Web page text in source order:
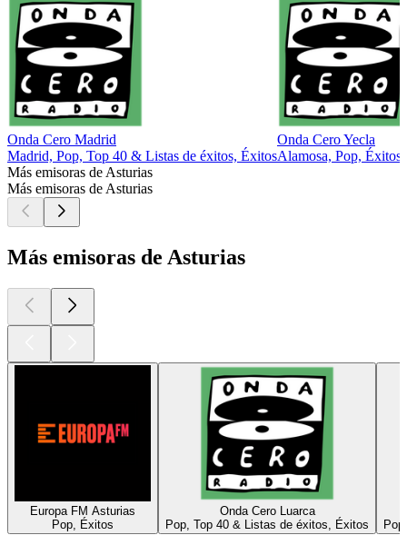
Onda Cero Madrid
Madrid, Pop, Top 40 & Listas de éxitos, Éxitos
Onda Cero Yecla
Alamosa, Pop, Éxitos
Más emisoras de Asturias
Más emisoras de Asturias
Más emisoras de Asturias
Europa FM Asturias
Pop, Éxitos
Onda Cero Luarca
Pop, Top 40 & Listas de éxitos, Éxitos